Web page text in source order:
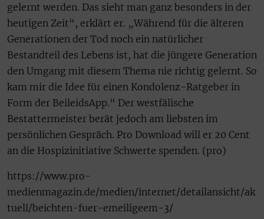
gelernt werden. Das sieht man ganz besonders in der
heutigen Zeit“, erklärt er. „Während für die älteren
Generationen der Tod noch ein natürlicher
Bestandteil des Lebens ist, hat die jüngere Generation
den Umgang mit diesem Thema nie richtig gelernt. So
kam mir die Idee für einen Kondolenz-Ratgeber in
Form der BeileidsApp.“ Der westfälische
Bestattermeister berät jedoch am liebsten im
persönlichen Gespräch. Pro Download will er 20 Cent
an die Hospizinitiative Schwerte spenden. (pro)
https://www.pro-
medienmagazin.de/medien/internet/detailansicht/ak
tuell/beichten-fuer-emeiligeem-3/